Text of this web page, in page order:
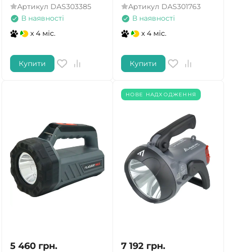
Артикул DAS303385
В наявності
x 4 міс.
Купити
Артикул DAS301763
В наявності
x 4 міс.
Купити
5 460 грн.
НОВЕ НАДХОДЖЕННЯ
7 192 грн.